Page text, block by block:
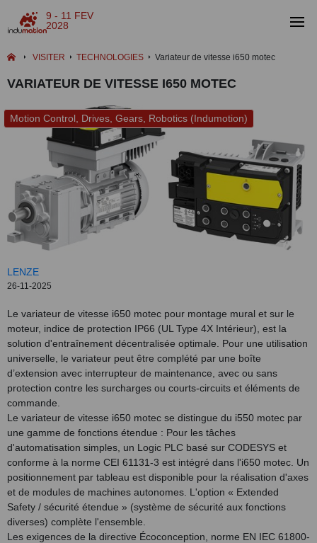
9 - 11 FEV
2028
VISITER TECHNOLOGIES Variateur de vitesse i650 motec
VARIATEUR DE VITESSE I650 MOTEC
Motion Control, Drives, Gears, Robotics (Indumotion)
LENZE
26-11-2025
Le variateur de vitesse i650 motec pour montage mural et sur le
moteur, indice de protection IP66 (UL Type 4X Intérieur), est la
solution d'entraînement décentralisée optimale. Pour une utilisation
universelle, le variateur peut être complété par une boîte
d’extension avec interrupteur de maintenance, avec ou sans
protection contre les surcharges ou courts-circuits et éléments de
commande.
Le variateur de vitesse i650 motec se distingue du i550 motec par
une gamme de fonctions étendue : Pour les tâches
d'automatisation simples, un Logic PLC basé sur CODESYS et
conforme à la norme CEI 61131-3 est intégré dans l'i650 motec. Un
positionnement par tableau est disponible pour la réalisation d'axes
et de modules de machines autonomes. L'option « Extended
Safety / sécurité étendue » (système de sécurité aux fonctions
diverses) complète l'ensemble.
Les exigences de la directive Écoconception, norme EN IEC 61800-